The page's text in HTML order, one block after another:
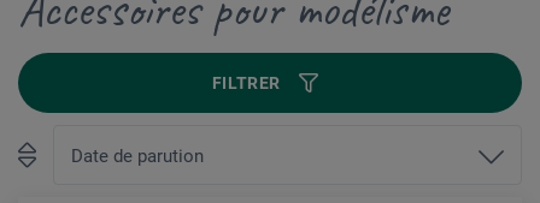
FILTRER